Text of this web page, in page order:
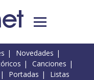
Novedades
Canciones
Portadas Listas